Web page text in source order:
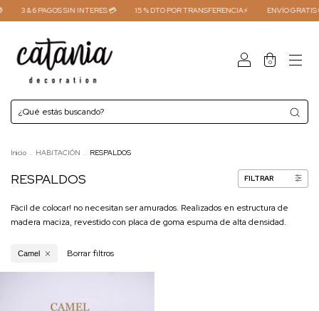
3 & 6 PAGOS SIN INTERES 💳 15 % DTO POR TRANSFERENCIA⚡ ENVÍO GRATIS
0
Inicio . HABITACIÓN . RESPALDOS
RESPALDOS FILTRAR
Fácil de colocar! no necesitan ser amurados. Realizados en estructura de
madera maciza, revestido con placa de goma espuma de alta densidad.
Camel Borrar filtros